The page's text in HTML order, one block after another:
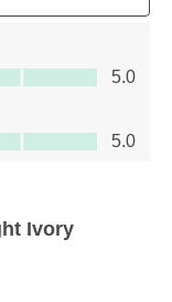
5.0
5.0
Ivory